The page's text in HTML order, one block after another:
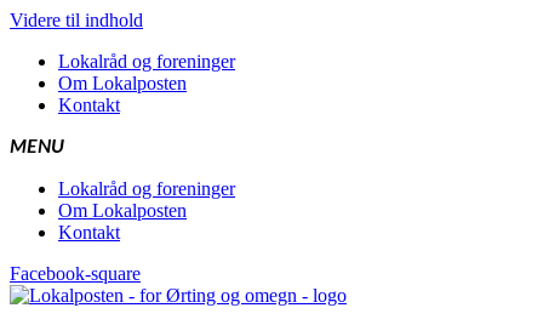
Videre til indhold
Lokal­råd og foreninger
Om Lokal­po­sten
Kon­takt
Lokal­råd og foreninger
Om Lokal­po­sten
Kon­takt
Facebook-square